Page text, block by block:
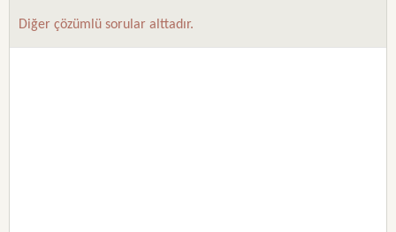
Diğer çözümlü sorular alttadır.